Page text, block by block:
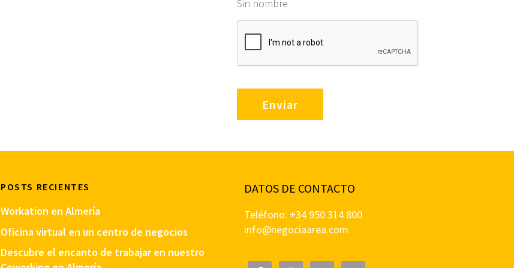
Sin nombre
POSTS RECIENTES
Workation en Almería
Oficina virtual en un centro de negocios
Descubre el encanto de trabajar en nuestro
DATOS DE CONTACTO
Teléfono: +34 950 314 800
info@negociaarea.com